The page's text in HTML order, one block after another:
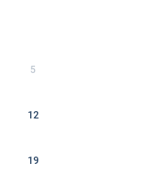
5
12
19